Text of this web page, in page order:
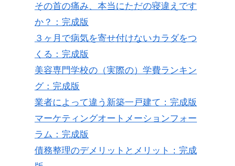
その首の痛み、本当にただの寝違えです
か？：完成版
３ヶ月で病気を寄せ付けないカラダをつ
くる：完成版
美容専門学校の（実際の）学費ランキン
グ：完成版
業者によって違う新築一戸建て：完成版
マーケティングオートメーションフォー
ラム：完成版
債務整理のデメリットとメリット：完成